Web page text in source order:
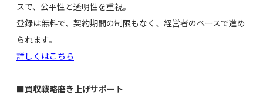
スで、公平性と透明性を重視。
登録は無料で、契約期間の制限もなく、経営者のペースで進め
られます。
詳しくはこちら
■買収戦略磨き上げサポート